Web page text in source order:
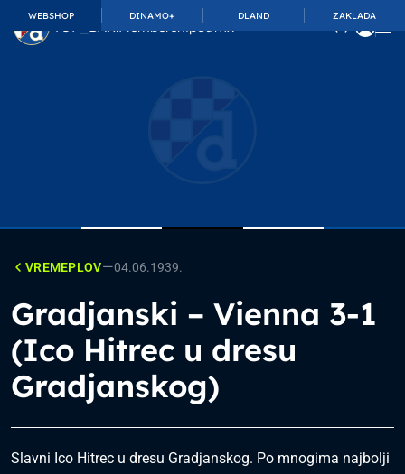
WEBSHOP DINAMO+ DLAND ZAKLADA
TOP_BAR.MembershipSuffix
VREMEPLOV—04.06.1939.
Gradjanski – Vienna 3-1
(Ico Hitrec u dresu
Gradjanskog)
Slavni Ico Hitrec u dresu Gradjanskog. Po mnogima najbolji